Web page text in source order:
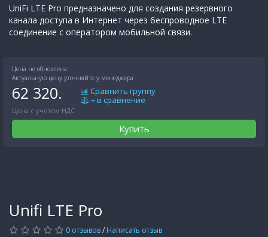
UniFi LTE Pro предназначено для создания резервного
канала доступа в Интернет через беспроводное LTE
соединение с оператором мобильной связи.
Цена не обновлена
Актуальную цену уточняйте у менеджера
62 320.
Цена с учетом НДС
Сравнить группу
+ в сравнение
Купить
Unifi LTE Pro
0 отзывов/ Написать отзыв